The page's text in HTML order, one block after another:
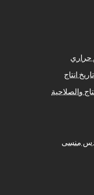
حراري
انتاج
والصلاحية
منسى